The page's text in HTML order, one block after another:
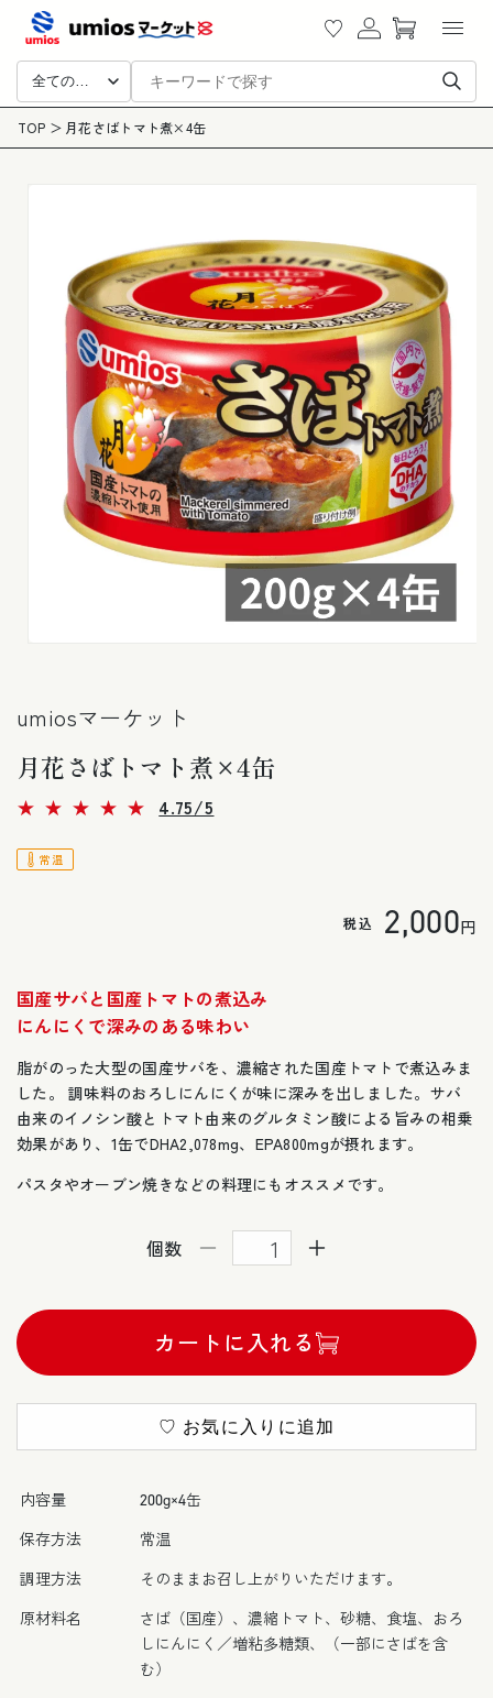
ツに
進む
ー
グ
イ
ン
全ての商品
TOP 月花さばトマト煮×4缶
商品
情報
で
デ
ア
を
開
umiosマーケット
月花さばトマト煮×4缶
4.75/5レ
常温
税込
通
格
2,000円
国産サバと国産トマトの煮込み
にんにくで深みのある味わい
脂がのった大型の国産サバを、濃縮された国産トマトで煮込みま
した。 調味料のおろしにんにくが味に深みを出しました。サバ
由来のイノシン酸とトマト由来のグルタミン酸による旨みの相乗
効果があり、1缶でDHA2,078mg、EPA800mgが摂れます。
パスタやオーブン焼きなどの料理にもオススメです。
個数
さ
ば
ト
煮
数
減
ら
月
さ
ば
ト
煮
数
増
や
カートに入れる
♡ お気に入りに追加
内容量 200g×4缶
保存方法 常温
調理方法 そのままお召し上がりいただけます。
原材料名
さば（国産）、濃縮トマト、砂糖、食塩、おろ
しにんにく／増粘多糖類、（一部にさばを含
む）